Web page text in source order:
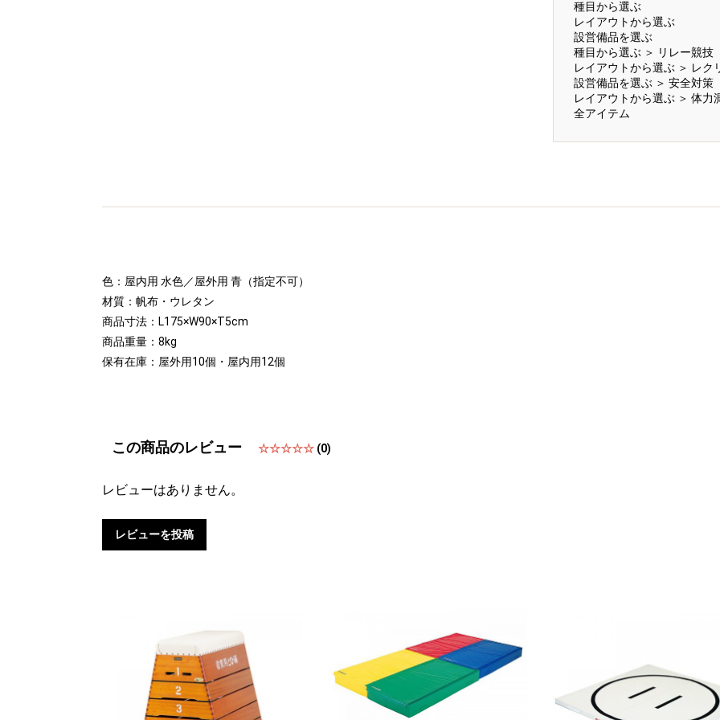
種目から選ぶ
レイアウトから選ぶ
設営備品を選ぶ
種目から選ぶ ＞ リレー競技
レイアウトから選ぶ ＞ レク
設営備品を選ぶ ＞ 安全対策
レイアウトから選ぶ ＞ 体力
全アイテム
色：屋内用 水色／屋外用 青（指定不可）
材質：帆布・ウレタン
商品寸法：L175×W90×T5cm
商品重量：8kg
保有在庫：屋外用10個・屋内用12個
この商品のレビュー ☆☆☆☆☆ (0)
レビューはありません。
レビューを投稿